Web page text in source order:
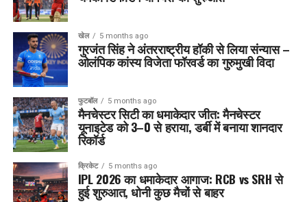
खेल 5 months ago
गुरजंत सिंह ने अंतरराष्ट्रीय हॉकी से लिया संन्यास –
ओलंपिक कांस्य विजेता फॉरवर्ड का गुरुमुखी विदा
फुटबॉल 5 months ago
मैनचेस्टर सिटी का धमाकेदार जीत: मैनचेस्टर
यूनाइटेड को 3–0 से हराया, डर्बी में बनाया शानदार
रिकॉर्ड
क्रिकेट 5 months ago
IPL 2026 का धमाकेदार आगाज: RCB vs SRH से
हुई शुरुआत, धोनी कुछ मैचों से बाहर